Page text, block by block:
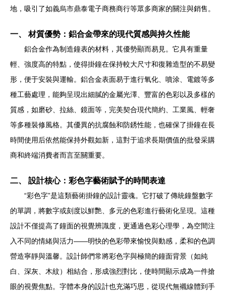
地，吸引了如義烏市鼎泰電子商務商行等眾多商家的關注與銷售。
一、 材質優勢：鋁合金帶來的現代質感與持久性能
鋁合金作為制造鐘表的材料，其優勢顯而易見。它具有重量
輕、強度高的特點，使得掛鐘在保持較大尺寸和復雜造型的不易變
形，便于安裝與運輸。鋁合金表面易于進行氧化、噴涂、電鍍等多
種工藝處理，能夠呈現出細膩的金屬光澤、豐富的色彩以及多樣的
質感，如磨砂、拉絲、鏡面等，完美契合現代簡約、工業風、輕奢
等多種裝修風格。其優異的抗腐蝕和防銹性能，也確保了掛鐘在長
時間使用后依然能保持外觀如新，這對于追求長期價值的批發采購
商和終端消費者而言至關重要。
二、 設計核心：彩色字藝術賦予的時間表達
“彩色字”是這類藝術掛鐘的設計靈魂。它打破了傳統鐘盤數字
的單調，將數字或刻度以鮮艷、多元的色彩進行藝術化呈現。這種
設計不僅提高了鐘面的視覺辨識度，更通過色彩心理學，為空間注
入不同的情緒與活力——明快的色彩帶來愉悅與動感，柔和的色調
營造寧靜與溫馨。設計師們常將彩色字與極簡的鐘面背景（如純
白、深灰、木紋）相結合，形成強烈對比，使時間顯示成為一件搶
眼的視覺焦點。字體本身的設計也充滿巧思，從現代無襯線體到手